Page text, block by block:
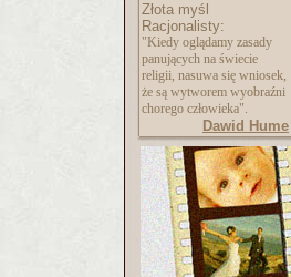
Złota myśl
Racjonalisty:
"Kiedy oglądamy zasady
panujących na świecie
religii, nasuwa się wniosek,
że są wytworem wyobraźni
chorego człowieka".
Dawid Hume